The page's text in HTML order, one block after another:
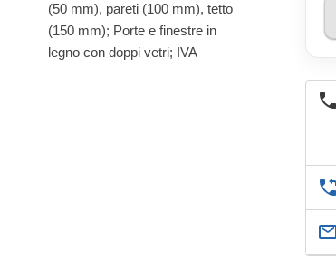
(50 mm), pareti (100 mm), tetto
(150 mm); Porte e finestre in
legno con doppi vetri; IVA